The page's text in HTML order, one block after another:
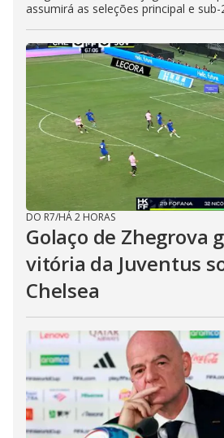
assumirá as seleções principal e sub-
DO R7/HÁ 2 HORAS
Golaço de Zhegrova
vitória da Juventus
Chelsea